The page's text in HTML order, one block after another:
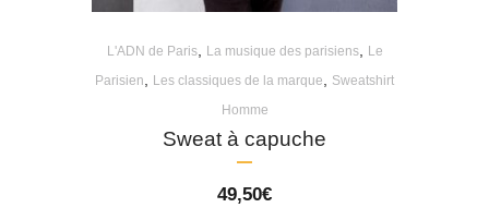
L'ADN de Paris, La musique des parisiens,
Le
Parisien
Les classiques de la marque
Sweatshirt
Homme
Sweat à capuche
49,50€